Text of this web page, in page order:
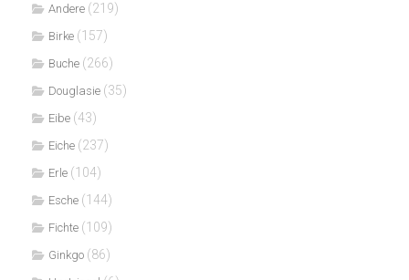
Andere (219)
Birke (157)
Buche (266)
Douglasie (35)
Eibe (43)
Eiche (237)
Erle (104)
Esche (144)
Fichte (109)
Ginkgo (86)